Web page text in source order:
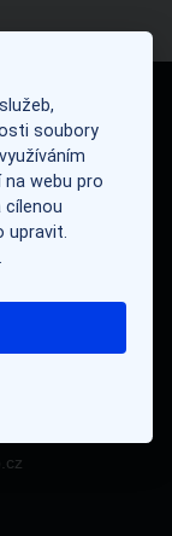
soubory
webu pro
cílenou
upravit.
.